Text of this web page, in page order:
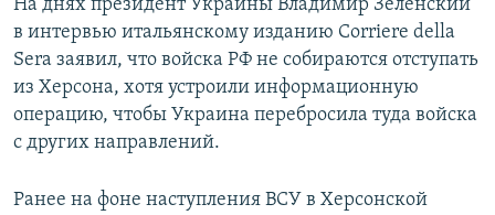
На днях президент Украины Владимир Зеленский
в интервью итальянскому изданию Corriere della
Sera заявил, что войска РФ не собираются отступать
из Херсона, хотя устроили информационную
операцию, чтобы Украина перебросила туда войска
с других направлений.
Ранее на фоне наступления ВСУ в Херсонской